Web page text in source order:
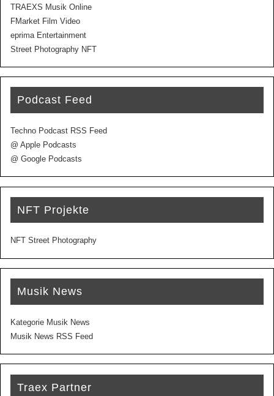
TRAEXS Musik Online
FMarket Film Video
eprima Entertainment
Street Photography NFT
Podcast Feed
Techno Podcast RSS Feed
@ Apple Podcasts
@ Google Podcasts
NFT Projekte
NFT Street Photography
Musik News
Kategorie Musik News
Musik News RSS Feed
Traex Partner